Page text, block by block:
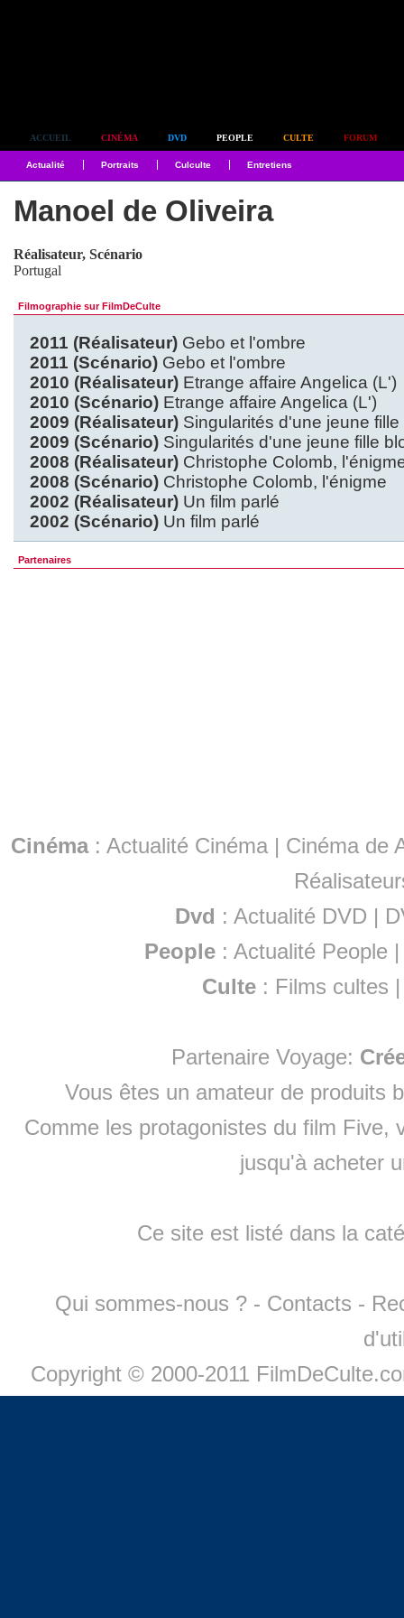
ACCUEIL CINÉMA DVD PEOPLE CULTE FORUM
Actualité Portraits Culculte Entretiens
Manoel de Oliveira
Réalisateur, Scénario
Portugal
Filmographie sur FilmDeCulte
2011 (Réalisateur) Gebo et l'ombre
2011 (Scénario) Gebo et l'ombre
2010 (Réalisateur) Etrange affaire Angelica (L')
2010 (Scénario) Etrange affaire Angelica (L')
2009 (Réalisateur) Singularités d'une jeune
2009 (Scénario) Singularités d'une jeune fille
2008 (Réalisateur) Christophe Colomb,
2008 (Scénario) Christophe Colomb, l'énigme
2002 (Réalisateur) Un film parlé
2002 (Scénario) Un film parlé
Partenaires
Cinéma: Actualité Cinéma | Cinéma de
Dvd : Actualité DVD |
People :Actualité People
Culte : Films cultes
Partenaire Voyage:
Vous êtes un amateur de produits
Comme les protagonistes du film Five,
jusqu'à acheter
Ce site est listé dans la
Qui sommes-nous ? - Contacts -
Copyright © 2000-2011